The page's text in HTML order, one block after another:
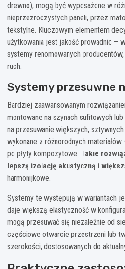
drewno), mogą być wyposażone w
nieprzezroczystych paneli, przez
tekstylne. Kluczowym elementem
użytkowania jest jakość prowadnic –
systemy renomowanych
ruch.
Systemy przesuwne
Bardziej zaawansowanym
montowane na szynach sufitowych
na przesuwanie większych,
wykonane z różnorodnych
po płyty kompozytowe. Takie
lepszą izolację akustyczną i
harmonijkowe.
Systemy te występują w wariantach
daje większą elastyczność w
mogą przesuwać się niezależnie od
częściowe otwarcie przestrzeni lub
szerokości, dostosowanych do